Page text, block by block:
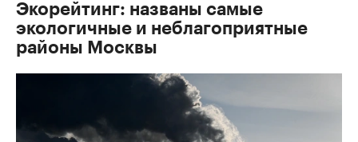
Экорейтинг: названы самые
экологичные и неблагоприятные
районы Москвы